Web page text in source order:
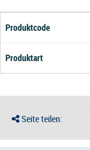
Produktcode
Produktart
Seite teilen: